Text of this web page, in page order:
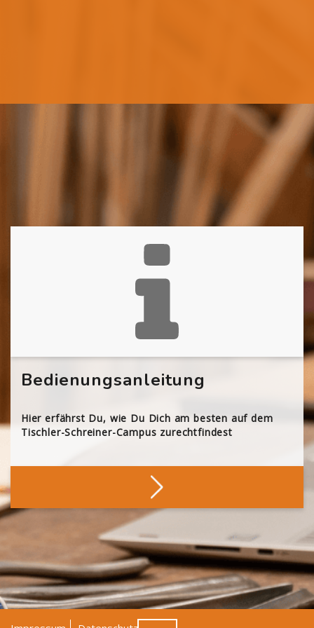
Bedienungsanleitung
Hier erfährst Du, wie Du Dich am besten auf dem
Tischler-Schreiner-Campus zurechtfindest